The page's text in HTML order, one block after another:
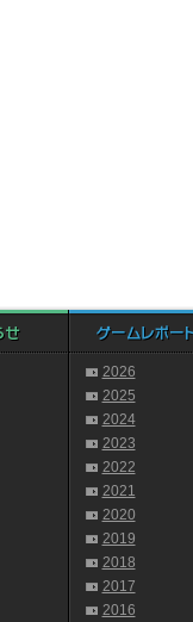
2026
2025
2024
2023
2022
2021
2020
2019
2018
2017
2016